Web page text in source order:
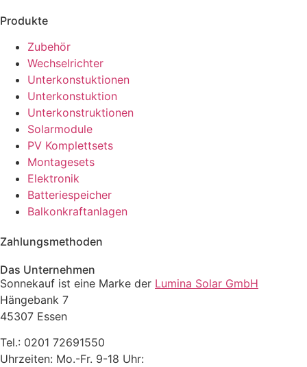
Produkte
Zubehör
Wechselrichter
Unterkonstuktionen
Unterkonstuktion
Unterkonstruktionen
Solarmodule
PV Komplettsets
Montagesets
Elektronik
Batteriespeicher
Balkonkraftanlagen
Zahlungsmethoden
Das Unternehmen
Sonnekauf ist eine Marke der Lumina Solar GmbH
Hängebank 7
45307 Essen
Tel.: 0201 72691550
Uhrzeiten: Mo.-Fr. 9-18 Uhr: